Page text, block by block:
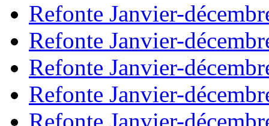
Refonte Janvier-
Refonte Janvier-
Refonte Janvier-
Refonte Janvier-